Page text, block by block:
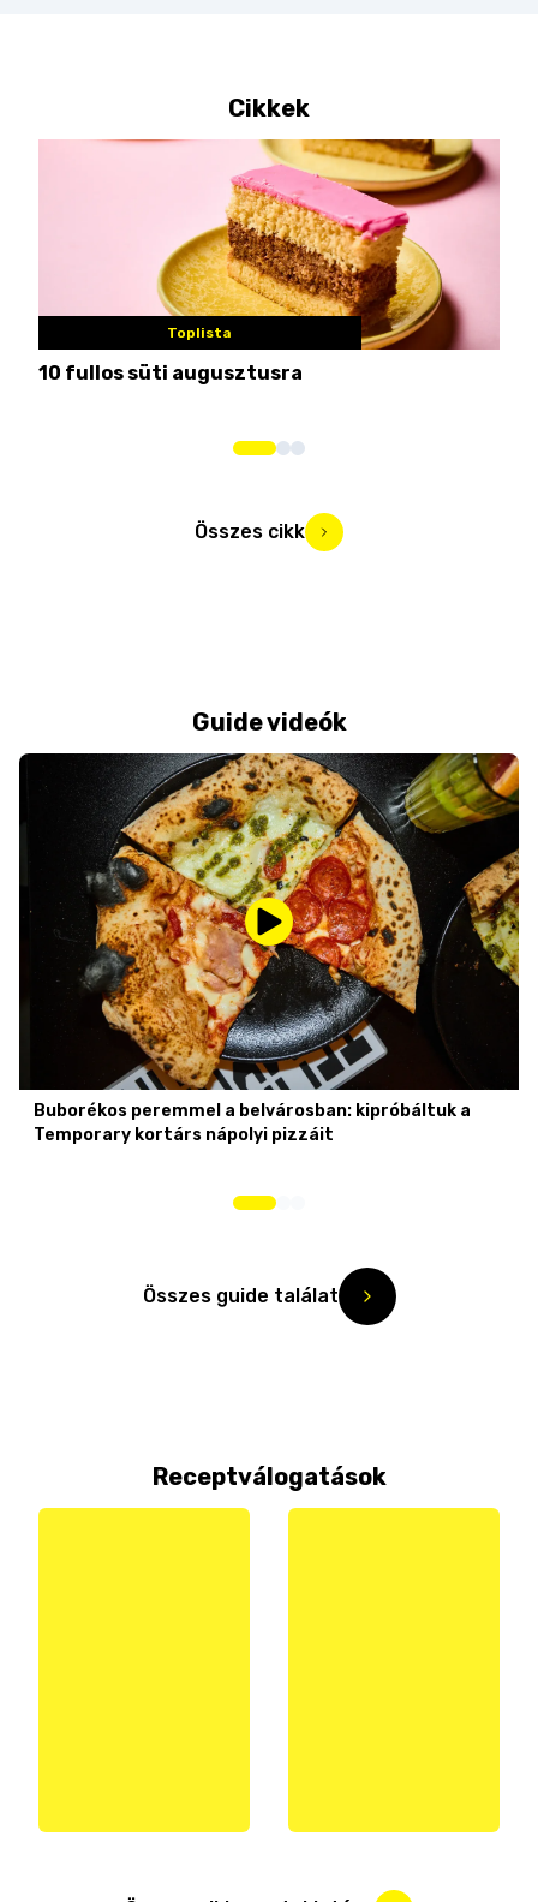
Cikkek
Toplista
10 fullos süti augusztusra
Összes cikk
Guide videók
Buborékos peremmel a belvárosban: kipróbáltuk a
Temporary kortárs nápolyi pizzáit
Összes guide találat
Receptválogatások